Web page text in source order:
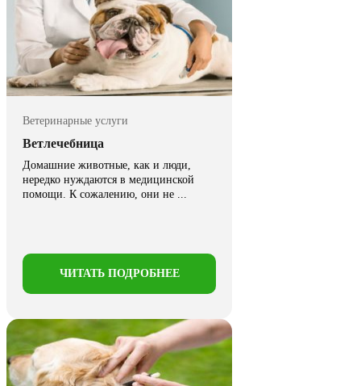
Ветеринарные услуги
Ветлечебница
Домашние животные, как и люди,
нередко нуждаются в медицинской
помощи. К сожалению, они не ...
ЧИТАТЬ ПОДРОБНЕЕ